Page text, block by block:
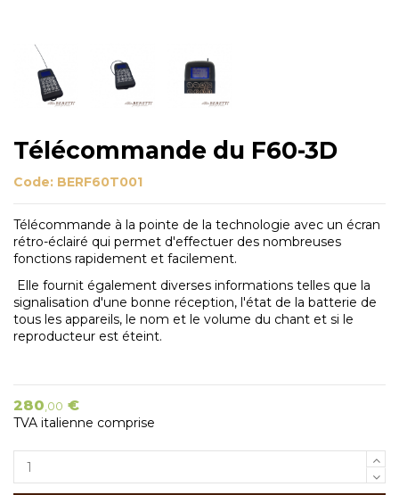
Télécommande du F60-3D
Code: BERF60T001
Télécommande à la pointe de la technologie avec un écran
rétro-éclairé qui permet d'effectuer des nombreuses
fonctions rapidement et facilement.
Elle fournit également diverses informations telles que la
signalisation d'une bonne réception, l'état de la batterie de
tous les appareils, le nom et le volume du chant et si le
reproducteur est éteint.
280,00 €
TVA italienne comprise